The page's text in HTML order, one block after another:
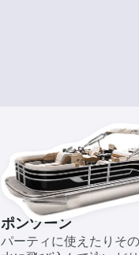
ポンツーン
パーティに使えたりそ